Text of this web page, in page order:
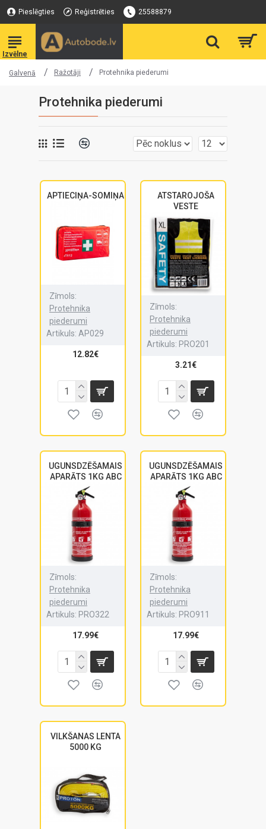
Pieslēgties Reģistrēties 25588879
Galvenā Ražotāji Protehnika piederumi
Protehnika piederumi
APTIECIŅA-SOMIŅA
Zīmols:
Protehnika
piederumi
Artikuls: AP029
12.82€
ATSTAROJOŠA
VESTE
Zīmols:
Protehnika
piederumi
Artikuls: PRO201
3.21€
UGUNSDZĒŠAMAIS
APARĀTS 1KG ABC
Zīmols:
Protehnika
piederumi
Artikuls: PRO322
17.99€
UGUNSDZĒŠAMAIS
APARĀTS 1KG ABC
Zīmols:
Protehnika
piederumi
Artikuls: PRO911
17.99€
VILKŠANAS LENTA
5000 KG